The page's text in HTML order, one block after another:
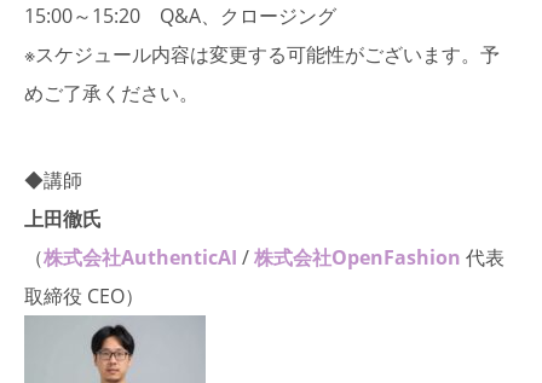
15:00～15:20 Q&A、クロージング
※スケジュール内容は変更する可能性がございます。予
めご了承ください。
◆講師
上田徹氏
（株式会社AuthenticAI /株式会社OpenFashion 代表
取締役 CEO）